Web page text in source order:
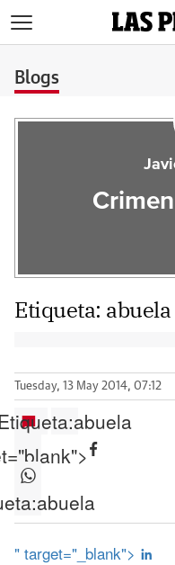
Blogs
Etiqueta: abuela
Tuesday, 13 May 2014, 07:12
abuela
abuela
" target="_blank">